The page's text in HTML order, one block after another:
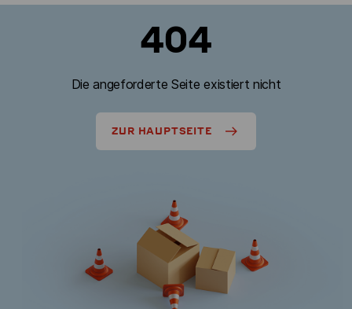
404
Die angeforderte Seite existiert nicht
ZUR HAUPTSEITE